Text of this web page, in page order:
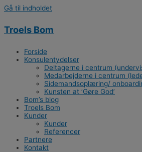
Gå til indholdet
Troels Bom
Forside
Konsulentydelser
Deltagerne i centrum
Medarbejderne i centrum
Sidemandsoplæring/
Kunsten at ’Gøre God’
Bom’s blog
Troels Bom
Kunder
Kunder
Referencer
Partnere
Kontakt